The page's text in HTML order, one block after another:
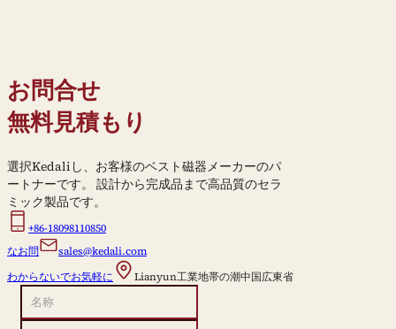
お問合せ
無料見積もり
選択Kedaliし、お客様のベスト磁器メーカーのパ
ートナーです。 設計から完成品まで高品質のセラ
ミック製品です。
+86-18098110850
なお問
sales@kedali.com
わからないでお気軽に
Lianyun工業地帯の潮中国広東省